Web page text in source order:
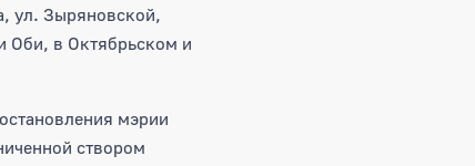
ул. Зыряновской,
Оби, в Октябрьском и
мэрии
створом